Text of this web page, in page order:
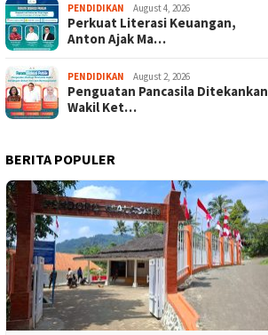
PENDIDIKAN August 4, 2026
Perkuat Literasi Keuangan,
Anton Ajak Ma…
PENDIDIKAN August 2, 2026
Penguatan Pancasila Ditekankan
Wakil Ket…
BERITA POPULER